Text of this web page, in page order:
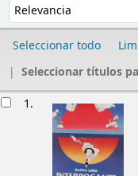
Seleccionar todo
Seleccionar títulos
1.